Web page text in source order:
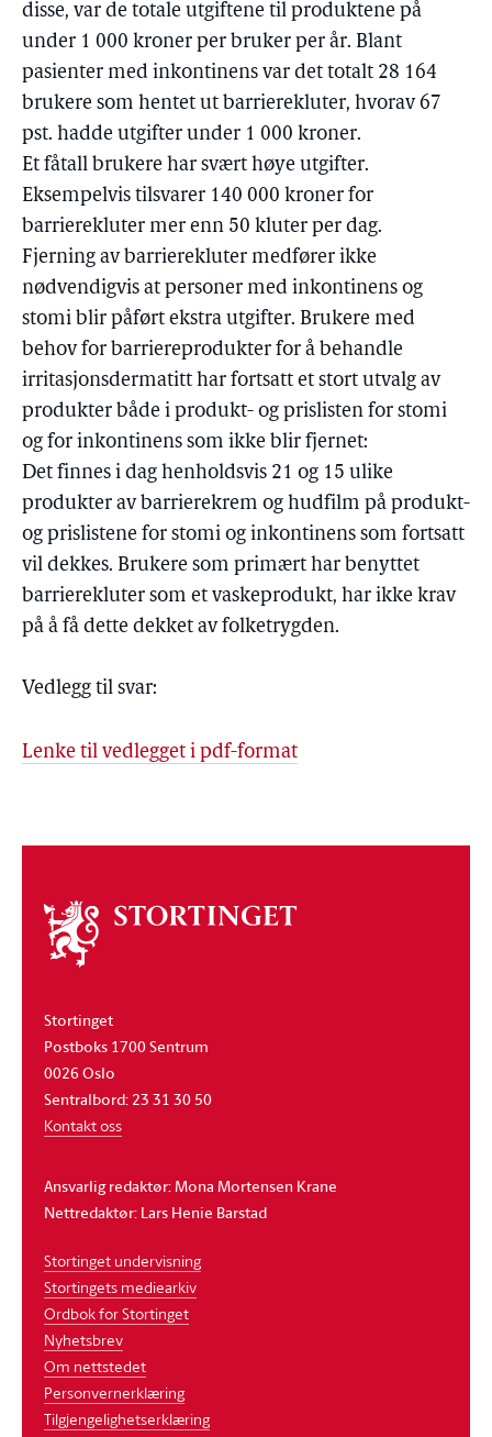
disse, var de totale utgiftene til produktene på
under 1 000 kroner per bruker per år. Blant
pasienter med inkontinens var det totalt 28 164
brukere som hentet ut barrierekluter, hvorav 67
pst. hadde utgifter under 1 000 kroner.
Et fåtall brukere har svært høye utgifter.
Eksempelvis tilsvarer 140 000 kroner for
barrierekluter mer enn 50 kluter per dag.
Fjerning av barrierekluter medfører ikke
nødvendigvis at personer med inkontinens og
stomi blir påført ekstra utgifter. Brukere med
behov for barriereprodukter for å behandle
irritasjonsdermatitt har fortsatt et stort utvalg av
produkter både i produkt- og prislisten for stomi
og for inkontinens som ikke blir fjernet:
Det finnes i dag henholdsvis 21 og 15 ulike
produkter av barrierekrem og hudfilm på produkt-
og prislistene for stomi og inkontinens som fortsatt
vil dekkes. Brukere som primært har benyttet
barrierekluter som et vaskeprodukt, har ikke krav
på å få dette dekket av folketrygden.
Vedlegg til svar:
Lenke til vedlegget i pdf-format
Om
stortinget
Stortinget
Postboks 1700 Sentrum
0026 Oslo
Sentralbord: 23 31 30 50
Kontakt oss
Ansvarlig redaktør: Mona Mortensen Krane
Nettredaktør: Lars Henie Barstad
Stortinget undervisning
Stortingets mediearkiv
Ordbok for Stortinget
Nyhetsbrev
Om nettstedet
Personvernerklæring
Tilgjengelighetserklæring